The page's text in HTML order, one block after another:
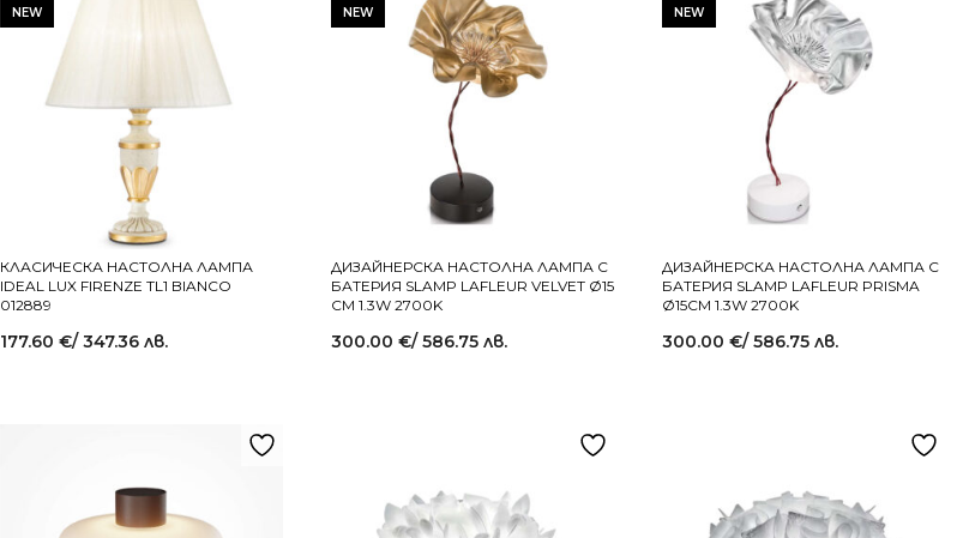
NEW
КЛАСИЧЕСКА НАСТОЛНА ЛАМПА
IDEAL LUX FIRENZE TL1 BIANCO
012889
177.60 €/ 347.36 лв.
NEW
ДИЗАЙНЕРСКА НАСТОЛНА ЛАМПА С
БАТЕРИЯ SLAMP LAFLEUR VELVET Ø15
СМ 1.3W 2700K
300.00 €/ 586.75 лв.
NEW
ДИЗАЙНЕРСКА НАСТОЛНА ЛАМПА С
БАТЕРИЯ SLAMP LAFLEUR PRISMA
Ø15СМ 1.3W 2700K
300.00 €/ 586.75 лв.